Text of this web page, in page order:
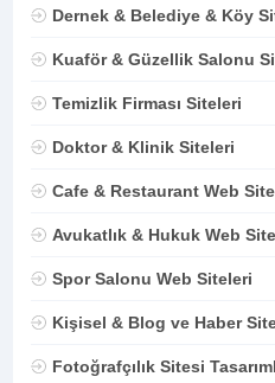
Dernek & Belediye & Köy
Kuaför & Güzellik Salonu
Temizlik Firması Siteleri
Doktor & Klinik Siteleri
Cafe & Restaurant Web
Avukatlık & Hukuk Web
Spor Salonu Web Siteleri
Kişisel & Blog ve Haber
Fotoğrafçılık Sitesi